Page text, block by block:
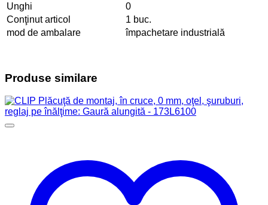
Unghi
0
Conţinut articol
1 buc.
mod de ambalare
împachetare industrială
Produse similare